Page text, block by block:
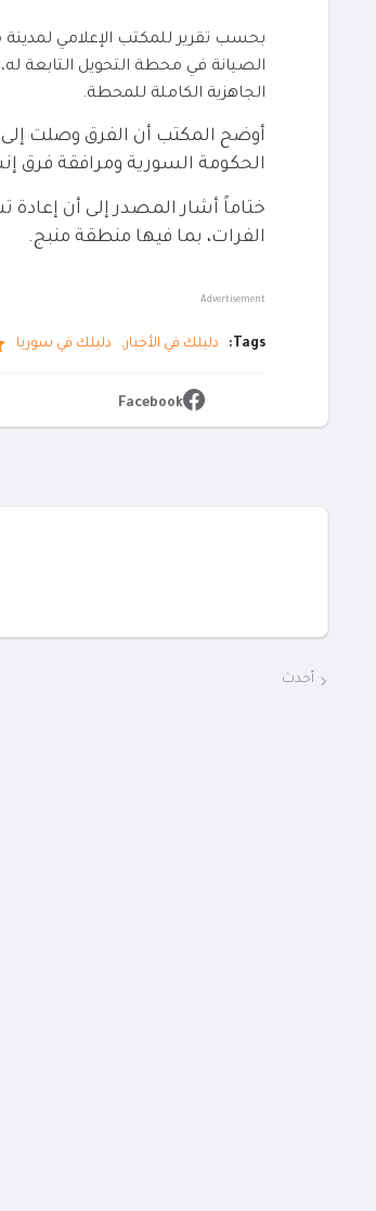
بحسب تقرير للمكتب الإعلامي لمدينة
الصيانة في محطة التحويل التابعة
الجاهزية الكاملة للمحطة.
أوضح المكتب أن الفرق وصلت
الحكومة السورية ومرافقة فرق
ختاماً أشار المصدر إلى أن
الفرات، بما فيها منطقة منبج.
Advertisement
Tags: دليلك في الأخبار دليلك في سوريا
Facebook
أحدث